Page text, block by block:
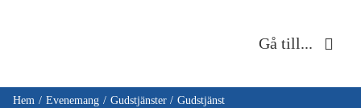
Gå till...
Hem
Hem Evenemang Gudstjänster Gudstjänst